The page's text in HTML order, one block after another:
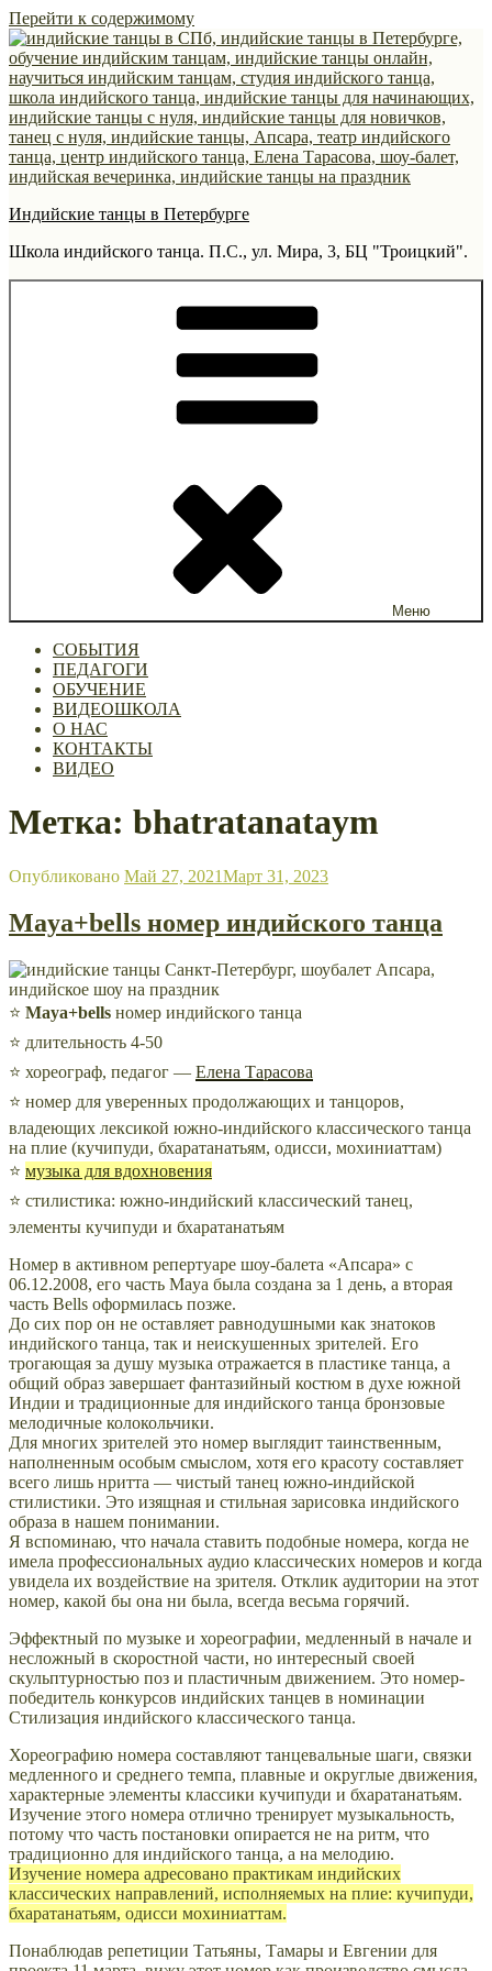
Перейти к содержимому
Индийские танцы в Петербурге
Школа индийского танца. П.С., ул. Мира, 3, БЦ "Троицкий".
Меню
СОБЫТИЯ
ПЕДАГОГИ
ОБУЧЕНИЕ
ВИДЕОШКОЛА
О НАС
КОНТАКТЫ
ВИДЕО
Метка: bhatratanataym
Опубликовано Май 27, 2021Март 31, 2023
Maya+bells номер индийского танца
⭐ Maya+bells номер индийского танца
⭐ длительность 4-50
⭐ хореограф, педагог — Елена Тарасова
⭐ номер для уверенных продолжающих и танцоров,
владеющих лексикой южно-индийского классического танца
на плие (кучипуди, бхаратанатьям, одисси, мохиниаттам)
⭐ музыка для вдохновения
⭐ стилистика: южно-индийский классический танец,
элементы кучипуди и бхаратанатьям
Номер в активном репертуаре шоу-балета «Апсара» с
06.12.2008, его часть Maya была создана за 1 день, а вторая
часть Bells оформилась позже.
До сих пор он не оставляет равнодушными как знатоков
индийского танца, так и неискушенных зрителей. Его
трогающая за душу музыка отражается в пластике танца, а
общий образ завершает фантазийный костюм в духе южной
Индии и традиционные для индийского танца бронзовые
мелодичные колокольчики.
Для многих зрителей это номер выглядит таинственным,
наполненным особым смыслом, хотя его красоту составляет
всего лишь нритта — чистый танец южно-индийской
стилистики. Это изящная и стильная зарисовка индийского
образа в нашем понимании.
Я вспоминаю, что начала ставить подобные номера, когда не
имела профессиональных аудио классических номеров и когда
увидела их воздействие на зрителя. Отклик аудитории на этот
номер, какой бы она ни была, всегда весьма горячий.
Эффектный по музыке и хореографии, медленный в начале и
несложный в скоростной части, но интересный своей
скульптурностью поз и пластичным движением. Это номер-
победитель конкурсов индийских танцев в номинации
Стилизация индийского классического танца.
Хореографию номера составляют танцевальные шаги, связки
медленного и среднего темпа, плавные и округлые движения,
характерные элементы классики кучипуди и бхаратанатьям.
Изучение этого номера отлично тренирует музыкальность,
потому что часть постановки опирается не на ритм, что
традиционно для индийского танца, а на мелодию.
Изучение номера адресовано практикам индийских
классических направлений, исполняемых на плие: кучипуди,
бхаратанатьям, одисси мохиниаттам.
Понаблюдав репетиции Татьяны, Тамары и Евгении для